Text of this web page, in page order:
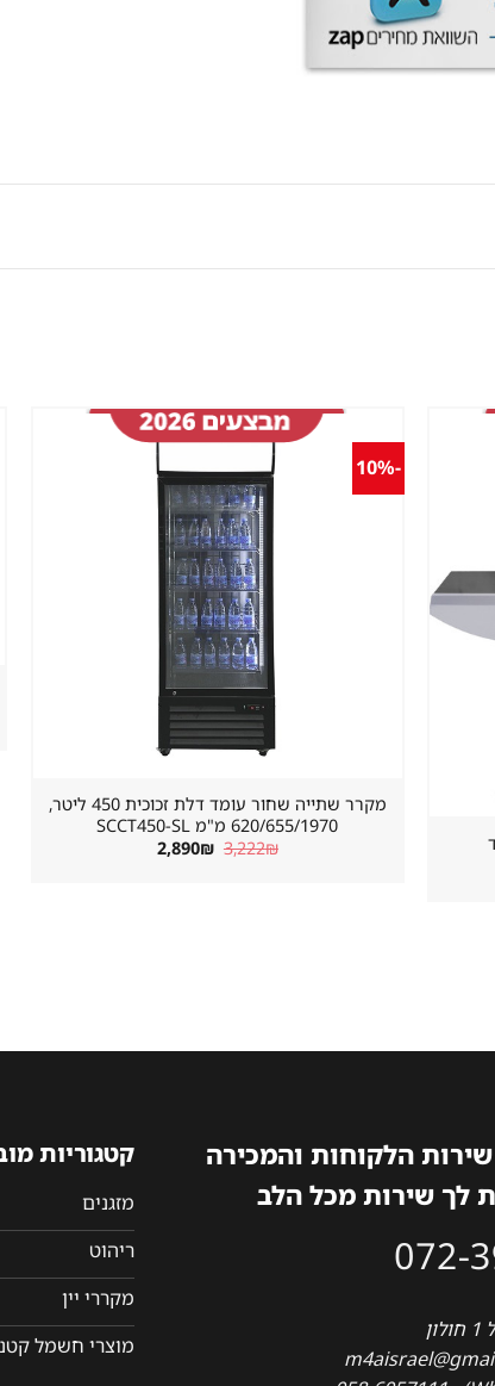
-10%
מקרר שתייה שחור עומד דלת זכוכית 450 ליטר,
620/655/1970 מ"מ SCCT450-SL
3,222₪ המחיר
המקורי
2,890₪ המחיר
הלקוחות והמכירה
לך שירות מכל הלב
072-
קטגוריות
מזגנים
ריהוט
מקררי יין
מוצרי חשמל